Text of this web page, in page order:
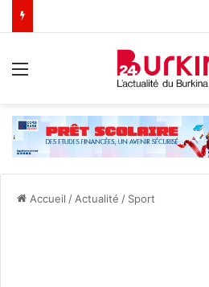
Accueil / Actualité / Sport